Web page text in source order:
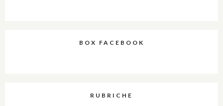
BOX FACEBOOK
RUBRICHE